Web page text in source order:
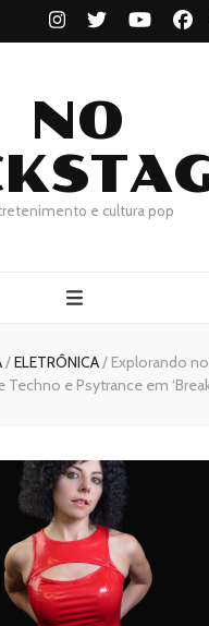
NO
e cultura pop
/ELETRÔNICA/ Explorando
Techno e Psytrance em